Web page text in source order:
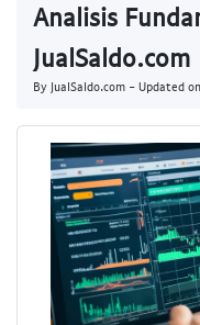
Analisis
JualSaldo.com
By JualSaldo.com - Updated on